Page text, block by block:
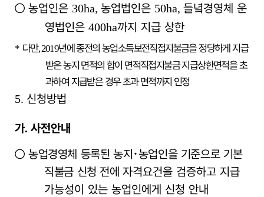
○ 농업인은 30ha, 농업법인은 50ha, 들녘경영체 운
영법인은400ha까지 지급 상한
* 다만, 2019년에 종전의 농업소득보전직접지불금을 정당하게 지급
받은 농지 면적의 합이 면적직접지불금 지급상한면적을 초
과하여 지급받은 경우 초과 면적까지 인정
5. 신청방법
가. 사전안내
○ 농업경영체 등록된 농지･농업인을 기준으로 기본
직불금 신청 전에 자격요건을 검증하고 지급
가능성이 있는 농업인에게 신청 안내